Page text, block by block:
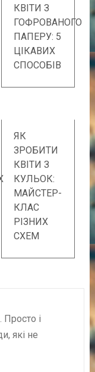
КВІТИ З
ГОФРОВАНОГО
ПАПЕРУ: 5
ЦІКАВИХ
СПОСОБІВ
ЯК
ЗРОБИТИ
КВІТИ З
КУЛЬОК:
МАЙСТЕР-
КЛАС
РІЗНИХ
СХЕМ
Просто і
які не